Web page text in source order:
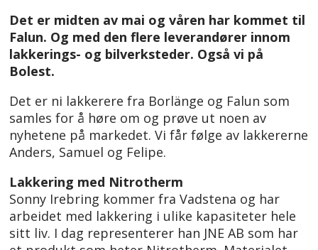
Det er midten av mai og våren har kommet til
Falun. Og med den flere leverandører innom
lakkerings- og bilverksteder. Også vi på
Bolest.
Det er ni lakkerere fra Borlänge og Falun som
samles for å høre om og prøve ut noen av
nyhetene på markedet. Vi får følge av lakkererne
Anders, Samuel og Felipe.
Lakkering med Nitrotherm
Sonny Irebring kommer fra Vadstena og har
arbeidet med lakkering i ulike kapasiteter hele
sitt liv. I dag representerer han JNE AB som har